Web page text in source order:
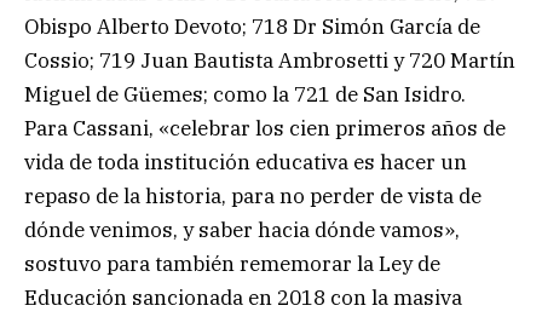
Obispo Alberto Devoto; 718 Dr Simón García de
Cossio; 719 Juan Bautista Ambrosetti y 720 Martín
Miguel de Güemes; como la 721 de San Isidro.
Para Cassani, «celebrar los cien primeros años de
vida de toda institución educativa es hacer un
repaso de la historia, para no perder de vista de
dónde venimos, y saber hacia dónde vamos»,
sostuvo para también rememorar la Ley de
Educación sancionada en 2018 con la masiva